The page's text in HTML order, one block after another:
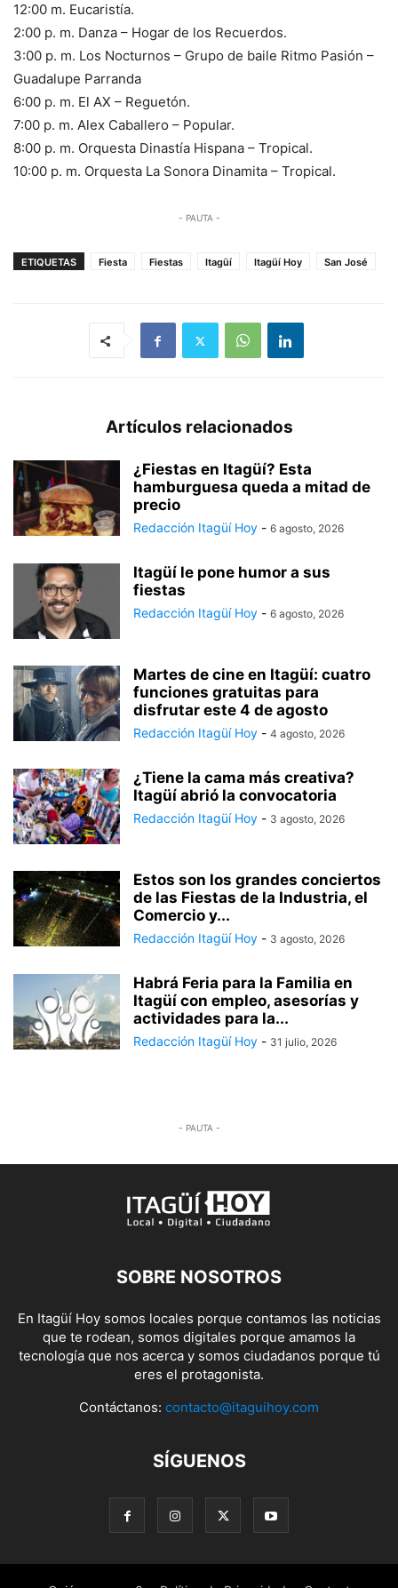
12:00 m. Eucaristía.
2:00 p. m. Danza – Hogar de los Recuerdos.
3:00 p. m. Los Nocturnos – Grupo de baile Ritmo Pasión –
Guadalupe Parranda
6:00 p. m. El AX – Reguetón.
7:00 p. m. Alex Caballero – Popular.
8:00 p. m. Orquesta Dinastía Hispana – Tropical.
10:00 p. m. Orquesta La Sonora Dinamita – Tropical.
- PAUTA -
ETIQUETAS Fiesta Fiestas Itagüí Itagüí Hoy San José
Artículos relacionados
¿Fiestas en Itagüí? Esta
hamburguesa queda a mitad de
precio
Redacción Itagüí Hoy - 6 agosto, 2026
Itagüí le pone humor a sus
fiestas
Redacción Itagüí Hoy - 6 agosto, 2026
Martes de cine en Itagüí: cuatro
funciones gratuitas para
disfrutar este 4 de agosto
Redacción Itagüí Hoy - 4 agosto, 2026
¿Tiene la cama más creativa?
Itagüí abrió la convocatoria
Redacción Itagüí Hoy - 3 agosto, 2026
Estos son los grandes conciertos
de las Fiestas de la Industria, el
Comercio y...
Redacción Itagüí Hoy - 3 agosto, 2026
Habrá Feria para la Familia en
Itagüí con empleo, asesorías y
actividades para la...
Redacción Itagüí Hoy - 31 julio, 2026
- PAUTA -
SOBRE NOSOTROS
En Itagüí Hoy somos locales porque contamos las noticias
que te rodean, somos digitales porque amamos la
tecnología que nos acerca y somos ciudadanos porque tú
eres el protagonista.
Contáctanos: contacto@itaguihoy.com
SÍGUENOS